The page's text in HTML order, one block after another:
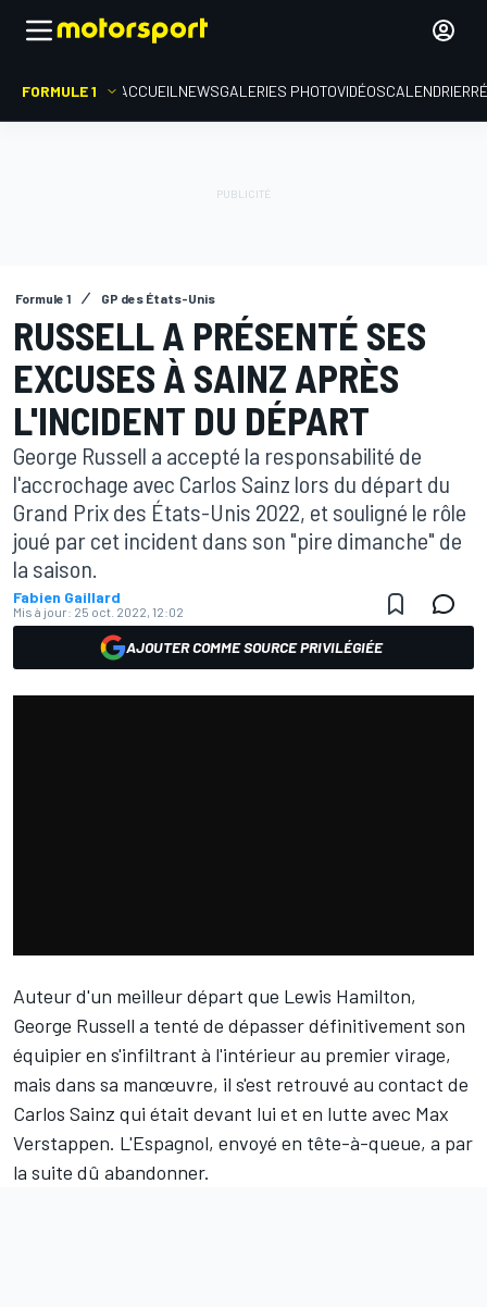
FORMULE 1 ACCUEIL NEWSGALERIES PHOTOVIDÉOSCALENDRIER
Formule 1 GP des États-Unis
RUSSELL A PRÉSENTÉ SES
EXCUSES À SAINZ APRÈS
L'INCIDENT DU DÉPART
George Russell a accepté la responsabilité de
l'accrochage avec Carlos Sainz lors du départ du
Grand Prix des États-Unis 2022, et souligné le rôle
joué par cet incident dans son "pire dimanche" de
la saison.
Fabien Gaillard
Mis à jour: 25 oct. 2022, 12:02
AJOUTER COMME SOURCE PRIVILÉGIÉE
Auteur d'un meilleur départ que Lewis Hamilton,
George Russell a tenté de dépasser définitivement son
équipier en s'infiltrant à l'intérieur au premier virage,
mais dans sa manœuvre, il s'est retrouvé au contact de
Carlos Sainz qui était devant lui et en lutte avec Max
Verstappen. L'Espagnol, envoyé en tête-à-queue, a par
la suite dû abandonner.